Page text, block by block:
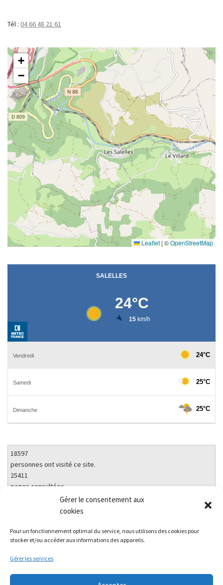
Gérer le consentement aux
cookies
Pour un fonctionnement optimal du service, nous utilisons des cookies pour
stocker et/ou accéder aux informations des appareils.
Gérer les services
Tél : 04 66 48 21 61
+
−
Leaflet | ©OpenStreetMap
18597
personnes ont visité ce site.
25411
pages consultées.
Parcourir les articles